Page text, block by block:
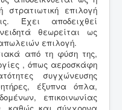
στρατιωτική επιλογή
Έχει αποδειχθεί
θεωρείται ως
επιλογή.
από τη φύση της,
, όπως αεροσκάφη
συγχώνευσης
έξυπνα όπλα,
επικοινωνίας
καθώς και σύγχρονα